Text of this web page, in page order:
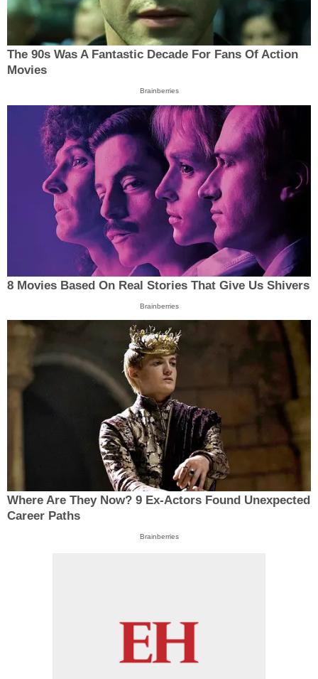
The 90s Was A Fantastic Decade For Fans Of Action
Movies
Brainberries
8 Movies Based On Real Stories That Give Us Shivers
Brainberries
Where Are They Now? 9 Ex-Actors Found Unexpected
Career Paths
Brainberries